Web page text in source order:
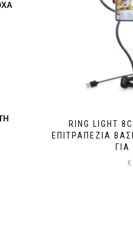
RING LIGHT
ΕΠΙΤΡΑΠΈΖΙΑ
€